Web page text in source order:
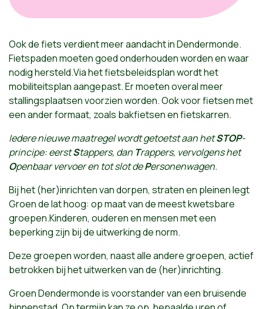
Ook de fiets verdient meer aandacht in Dendermonde.
Fietspaden moeten goed onderhouden worden en waar
nodig hersteld.Via het fietsbeleidsplan wordt het
mobiliteitsplan aangepast. Er moeten overal meer
stallingsplaatsen voorzien worden. Ook voor fietsen met
een ander formaat, zoals bakfietsen en fietskarren.
Iedere nieuwe maatregel wordt getoetst aan hetSTOP-
principe: eerstStappers, dan Trappers, vervolgens het
Openbaar vervoer en tot slot dePersonenwagen.
Bij het (her)inrichten van dorpen, straten en pleinen legt
Groen de lat hoog: op maat van de meest kwetsbare
groepen.Kinderen, ouderen en mensen met een
beperking zijn bij de uitwerking de norm.
Deze groepen worden, naast alle andere groepen, actief
betrokken bij het uitwerken van de (her)inrichting.
Groen Dendermonde is voorstander van een bruisende